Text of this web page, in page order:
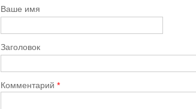
Ваше имя
Заголовок
Комментарий*